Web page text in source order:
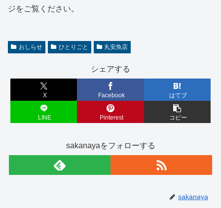
ジをご覧ください。
おしらせ ひとりごと 丸安魚店
シェアする
X Facebook はてブ
LINE Pinterest コピー
sakanayaをフォローする
sakanaya